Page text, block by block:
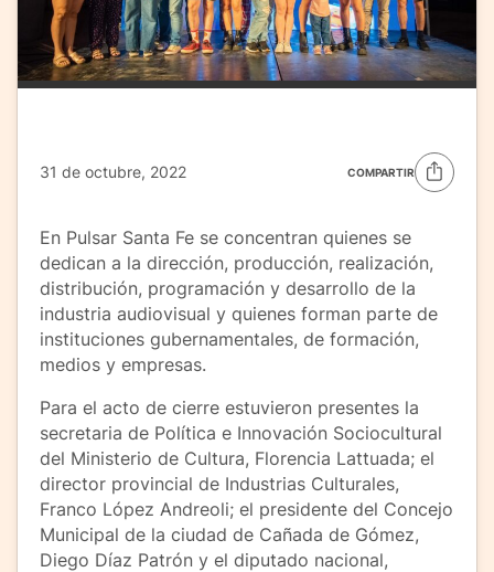
31 de octubre, 2022 COMPARTIR
En Pulsar Santa Fe se concentran quienes se
dedican a la dirección, producción, realización,
distribución, programación y desarrollo de la
industria audiovisual y quienes forman parte de
instituciones gubernamentales, de formación,
medios y empresas.
Para el acto de cierre estuvieron presentes la
secretaria de Política e Innovación Sociocultural
del Ministerio de Cultura, Florencia Lattuada; el
director provincial de Industrias Culturales,
Franco López Andreoli; el presidente del Concejo
Municipal de la ciudad de Cañada de Gómez,
Diego Díaz Patrón y el diputado nacional,